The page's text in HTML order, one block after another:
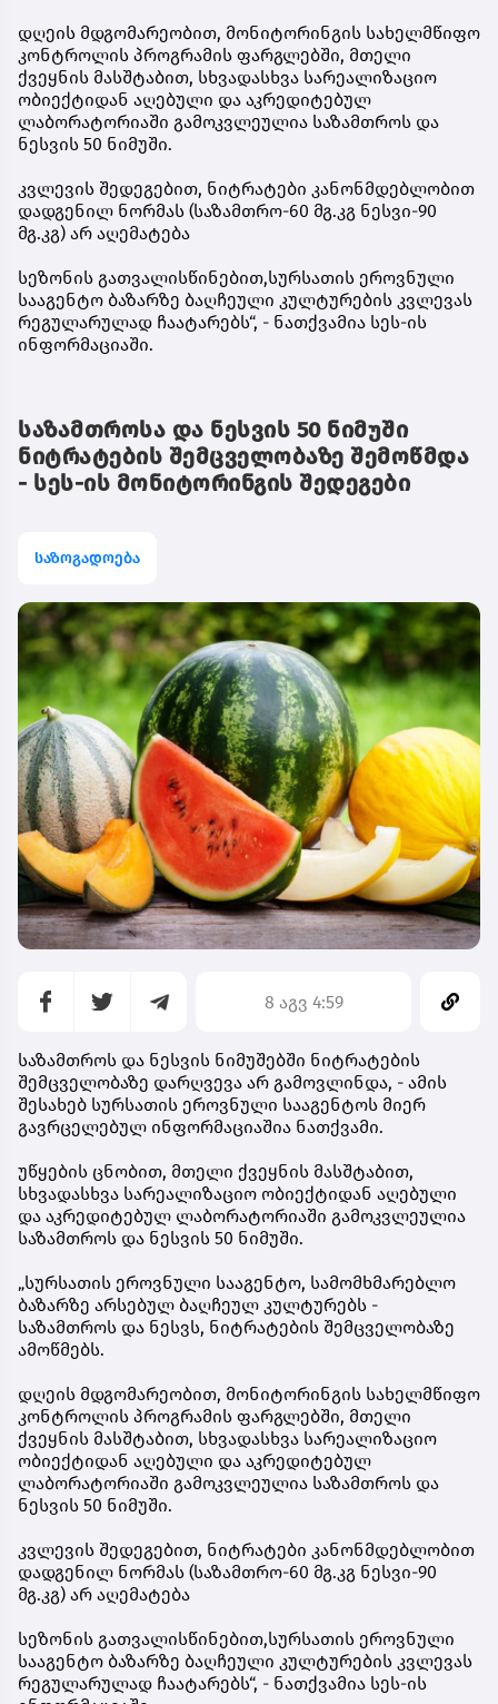
დღეის მდგომარეობით, მონიტორინგის სახელმწიფო
კონტროლის პროგრამის ფარგლებში, მთელი
ქვეყნის მასშტაბით, სხვადასხვა სარეალიზაციო
ობიექტიდან აღებული და აკრედიტებულ
ლაბორატორიაში გამოკვლეულია საზამთროს და
ნესვის 50 ნიმუში.
კვლევის შედეგებით, ნიტრატები კანონმდებლობით
დადგენილ ნორმას (საზამთრო-60 მგ.კგ ნესვი-90
მგ.კგ) არ აღემატება
სეზონის გათვალისწინებით,სურსათის ეროვნული
სააგენტო ბაზარზე ბაღჩეული კულტურების კვლევას
რეგულარულად ჩაატარებს“, - ნათქვამია სეს-ის
ინფორმაციაში.
საზამთროსა და ნესვის 50 ნიმუში
ნიტრატების შემცველობაზე შემოწმდა
- სეს-ის მონიტორინგის შედეგები
საზოგადოება
8 აგვ 4:59
საზამთროს და ნესვის ნიმუშებში ნიტრატების
შემცველობაზე დარღვევა არ გამოვლინდა, - ამის
შესახებ სურსათის ეროვნული სააგენტოს მიერ
გავრცელებულ ინფორმაციაშია ნათქვამი.
უწყების ცნობით, მთელი ქვეყნის მასშტაბით,
სხვადასხვა სარეალიზაციო ობიექტიდან აღებული
და აკრედიტებულ ლაბორატორიაში გამოკვლეულია
საზამთროს და ნესვის 50 ნიმუში.
„სურსათის ეროვნული სააგენტო, სამომხმარებლო
ბაზარზე არსებულ ბაღჩეულ კულტურებს -
საზამთროს და ნესვს, ნიტრატების შემცველობაზე
ამოწმებს.
დღეის მდგომარეობით, მონიტორინგის სახელმწიფო
კონტროლის პროგრამის ფარგლებში, მთელი
ქვეყნის მასშტაბით, სხვადასხვა სარეალიზაციო
ობიექტიდან აღებული და აკრედიტებულ
ლაბორატორიაში გამოკვლეულია საზამთროს და
ნესვის 50 ნიმუში.
კვლევის შედეგებით, ნიტრატები კანონმდებლობით
დადგენილ ნორმას (საზამთრო-60 მგ.კგ ნესვი-90
მგ.კგ) არ აღემატება
სეზონის გათვალისწინებით,სურსათის ეროვნული
სააგენტო ბაზარზე ბაღჩეული კულტურების კვლევას
რეგულარულად ჩაატარებს“, - ნათქვამია სეს-ის